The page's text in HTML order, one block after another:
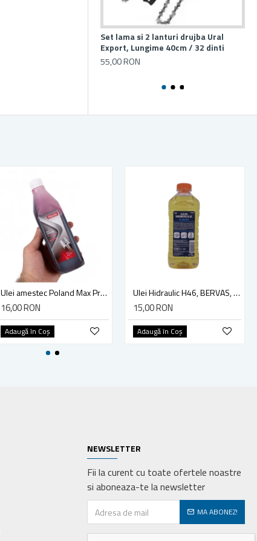
Set lama si 2 lanturi drujba Ural
Export, Lungime 40cm / 32 dinti
55,00 RON
Ulei amestec 2 timpi, rosu, 0.125 litri, Elefant
5,00 RON
Adaugă în Coş
Ulei amestec Poland Max Protect, motor 2T, semi-sintetic, 500ml
16,00 RON
Adaugă în Coş
Ulei Hidraulic H46, BERVAS, 1 Litru
15,00 RON
Adaugă în Coş
NEWSLETTER
Fii la curent cu toate ofertele noastre
si aboneaza-te la newsletter
MA ABONEZ!